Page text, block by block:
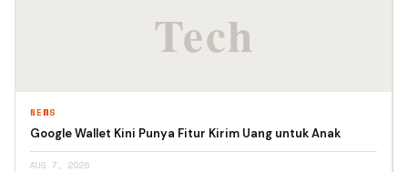
NEWS
Google Wallet Kini Punya Fitur Kirim Uang untuk Anak
AUG 7, 2026